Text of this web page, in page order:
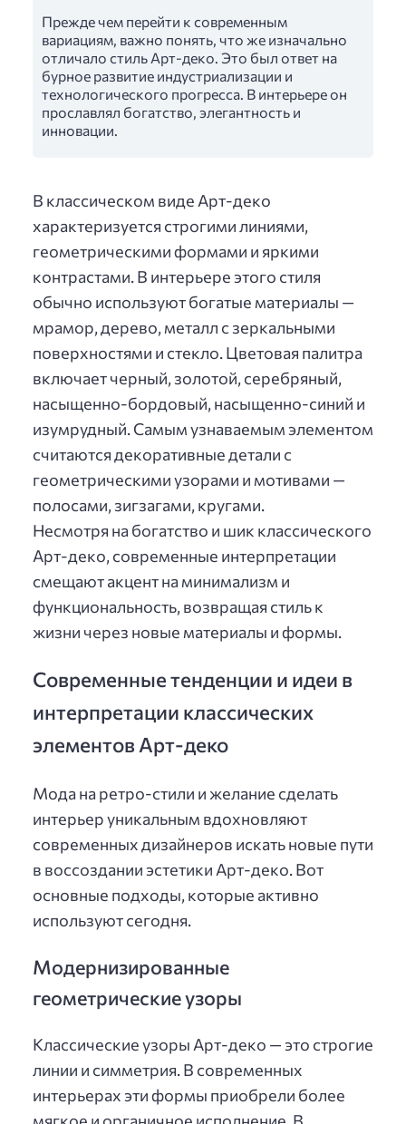
Прежде чем перейти к современным
вариациям, важно понять, что же изначально
отличало стиль Арт-деко. Это был ответ на
бурное развитие индустриализации и
технологического прогресса. В интерьере он
прославлял богатство, элегантность и
инновации.
В классическом виде Арт-деко
характеризуется строгими линиями,
геометрическими формами и яркими
контрастами. В интерьере этого стиля
обычно используют богатые материалы —
мрамор, дерево, металл с зеркальными
поверхностями и стекло. Цветовая палитра
включает черный, золотой, серебряный,
насыщенно-бордовый, насыщенно-синий и
изумрудный. Самым узнаваемым элементом
считаются декоративные детали с
геометрическими узорами и мотивами —
полосами, зигзагами, кругами.
Несмотря на богатство и шик классического
Арт-деко, современные интерпретации
смещают акцент на минимализм и
функциональность, возвращая стиль к
жизни через новые материалы и формы.
Современные тенденции и идеи в
интерпретации классических
элементов Арт-деко
Мода на ретро-стили и желание сделать
интерьер уникальным вдохновляют
современных дизайнеров искать новые пути
в воссоздании эстетики Арт-деко. Вот
основные подходы, которые активно
используют сегодня.
Модернизированные
геометрические узоры
Классические узоры Арт-деко — это строгие
линии и симметрия. В современных
интерьерах эти формы приобрели более